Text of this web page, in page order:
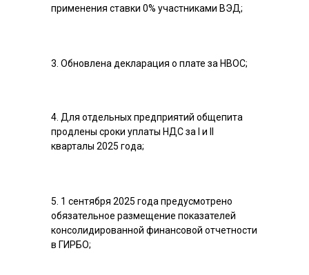
применения ставки 0% участниками ВЭД;
3. Обновлена декларация о плате за НВОС;
4. Для отдельных предприятий общепита
продлены сроки уплаты НДС за I и II
кварталы 2025 года;
5. 1 сентября 2025 года предусмотрено
обязательное размещение показателей
консолидированной финансовой отчетности
в ГИРБО;